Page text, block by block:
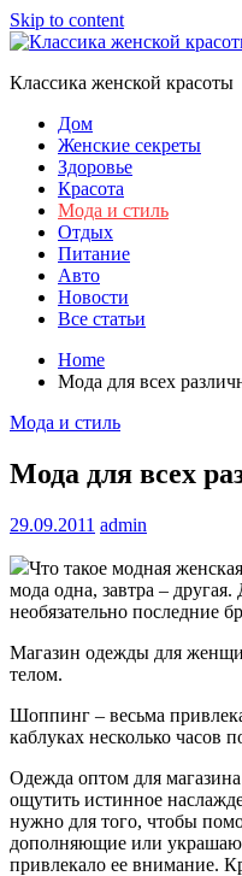
Skip to content
Классика женской красоты
Дом
Женские секреты
Здоровье
Красота
Мода и стиль
Отдых
Питание
Авто
Новости
Все статьи
Home
Мода для всех
Мода и стиль
Мода для всех
29.09.2011 admin
Что такое модная
мода одна, завтра –
необязательно последние
Магазин одежды для
телом.
Шоппинг – весьма
каблуках несколько часов
Одежда оптом для
ощутить истинное
нужно для того, чтобы
дополняющие или
привлекало ее внимание.